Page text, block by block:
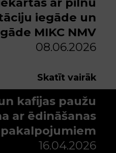
iegāde un
MIKC NMV
08.06.2026
Skatīt vairāk
kafijas paužu
ar ēdināšanas
16.04.2026